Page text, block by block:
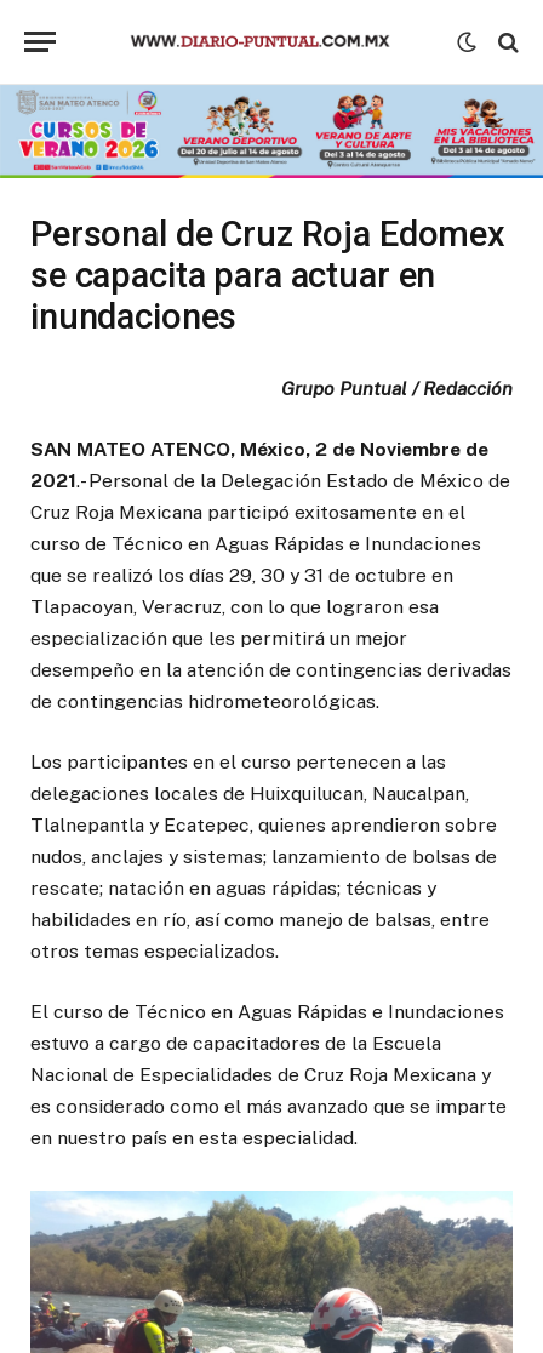
Personal de Cruz Roja Edomex
se capacita para actuar en
inundaciones
Grupo Puntual / Redacción
SAN MATEO ATENCO, México, 2 de Noviembre de
2021.- Personal de la Delegación Estado de México de
Cruz Roja Mexicana participó exitosamente en el
curso de Técnico en Aguas Rápidas e Inundaciones
que se realizó los días 29, 30 y 31 de octubre en
Tlapacoyan, Veracruz, con lo que lograron esa
especialización que les permitirá un mejor
desempeño en la atención de contingencias derivadas
de contingencias hidrometeorológicas.
Los participantes en el curso pertenecen a las
delegaciones locales de Huixquilucan, Naucalpan,
Tlalnepantla y Ecatepec, quienes aprendieron sobre
nudos, anclajes y sistemas; lanzamiento de bolsas de
rescate; natación en aguas rápidas; técnicas y
habilidades en río, así como manejo de balsas, entre
otros temas especializados.
El curso de Técnico en Aguas Rápidas e Inundaciones
estuvo a cargo de capacitadores de la Escuela
Nacional de Especialidades de Cruz Roja Mexicana y
es considerado como el más avanzado que se imparte
en nuestro país en esta especialidad.